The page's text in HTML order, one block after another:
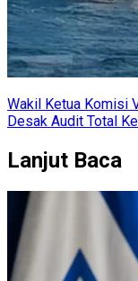
Wakil Ketua Komisi
Desak Audit Total
Lanjut Baca